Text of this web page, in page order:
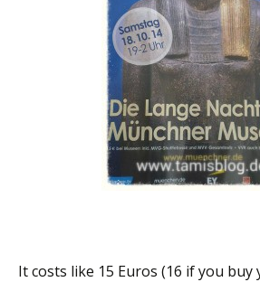
It costs like 15 Euros (16 if you